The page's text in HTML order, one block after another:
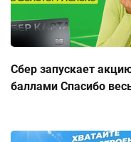
Сбер запускает
баллами Спасибо